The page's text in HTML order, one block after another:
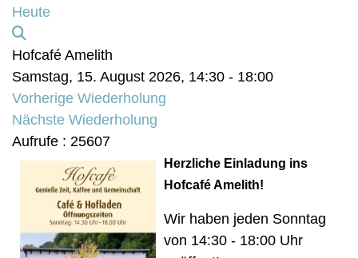
Heute
Hofcafé Amelith
Samstag, 15. August 2026, 14:30 - 18:00
Vorherige Wiederholung
Nächste Wiederholung
Aufrufe : 25607
Herzliche Einladung ins
Hofcafé Amelith!
Wir haben jeden Sonntag
von 14:30 - 18:00 Uhr